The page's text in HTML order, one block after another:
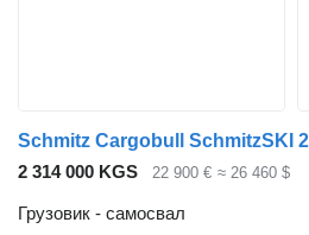
Schmitz Cargobull SchmitzSKI
2 314 000 KGS
22 900 € ≈ 26 460 $
Грузовик - самосвал